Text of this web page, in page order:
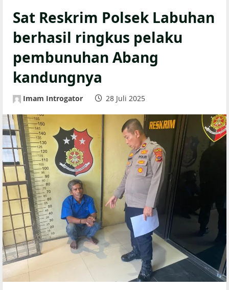
Sat Reskrim Polsek Labuhan
berhasil ringkus pelaku
pembunuhan Abang
kandungnya
Imam Introgator 28 Juli 2025